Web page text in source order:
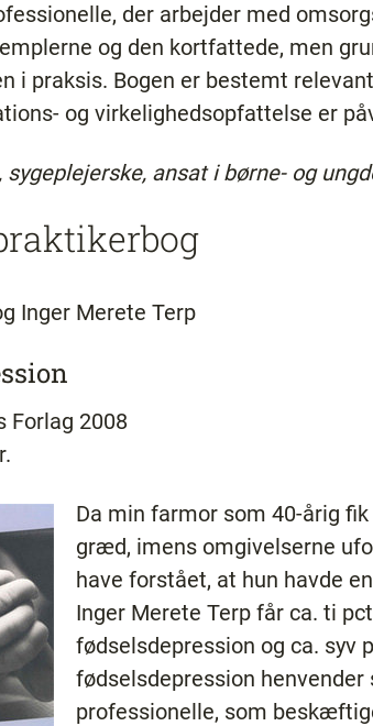
der arbejder med
og den kortfattede, men
i praksis. Bogen er bestemt
og virkelighedsopfattelse er
sygeplejerske, ansat i børne- og
Inger Merete Terp
Forlag 2008
Da min farmor som 40-årig
græd, imens omgivelserne
have forstået, at hun havde
Inger Merete Terp får ca. ti
fødselsdepression og ca. syv
fødselsdepression
professionelle, som